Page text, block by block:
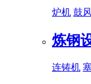
炉机 鼓
炼钢
连铸机